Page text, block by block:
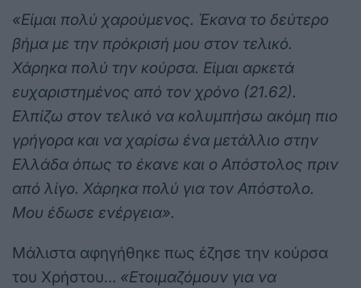
«Είμαι πολύ χαρούμενος. Έκανα το δεύτερο
βήμα με την πρόκρισή μου στον τελικό.
Χάρηκα πολύ την κούρσα. Είμαι αρκετά
ευχαριστημένος από τον χρόνο (21.62).
Ελπίζω στον τελικό να κολυμπήσω ακόμη πιο
γρήγορα και να χαρίσω ένα μετάλλιο στην
Ελλάδα όπως το έκανε και ο Απόστολος πριν
από λίγο. Χάρηκα πολύ για τον Απόστολο.
Μου έδωσε ενέργεια».
Μάλιστα αφηγήθηκε πως έζησε την κούρσα
του Χρήστου… «Ετοιμαζόμουν για να